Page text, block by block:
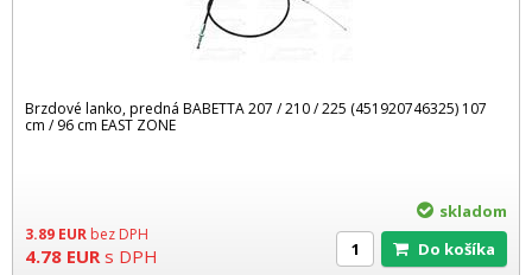
Brzdové lanko, predná BABETTA 207 / 210 / 225 (451920746325) 107
cm / 96 cm EAST ZONE
3.89 EUR bez DPH
4.78 EUR s DPH
skladom
Do košíka